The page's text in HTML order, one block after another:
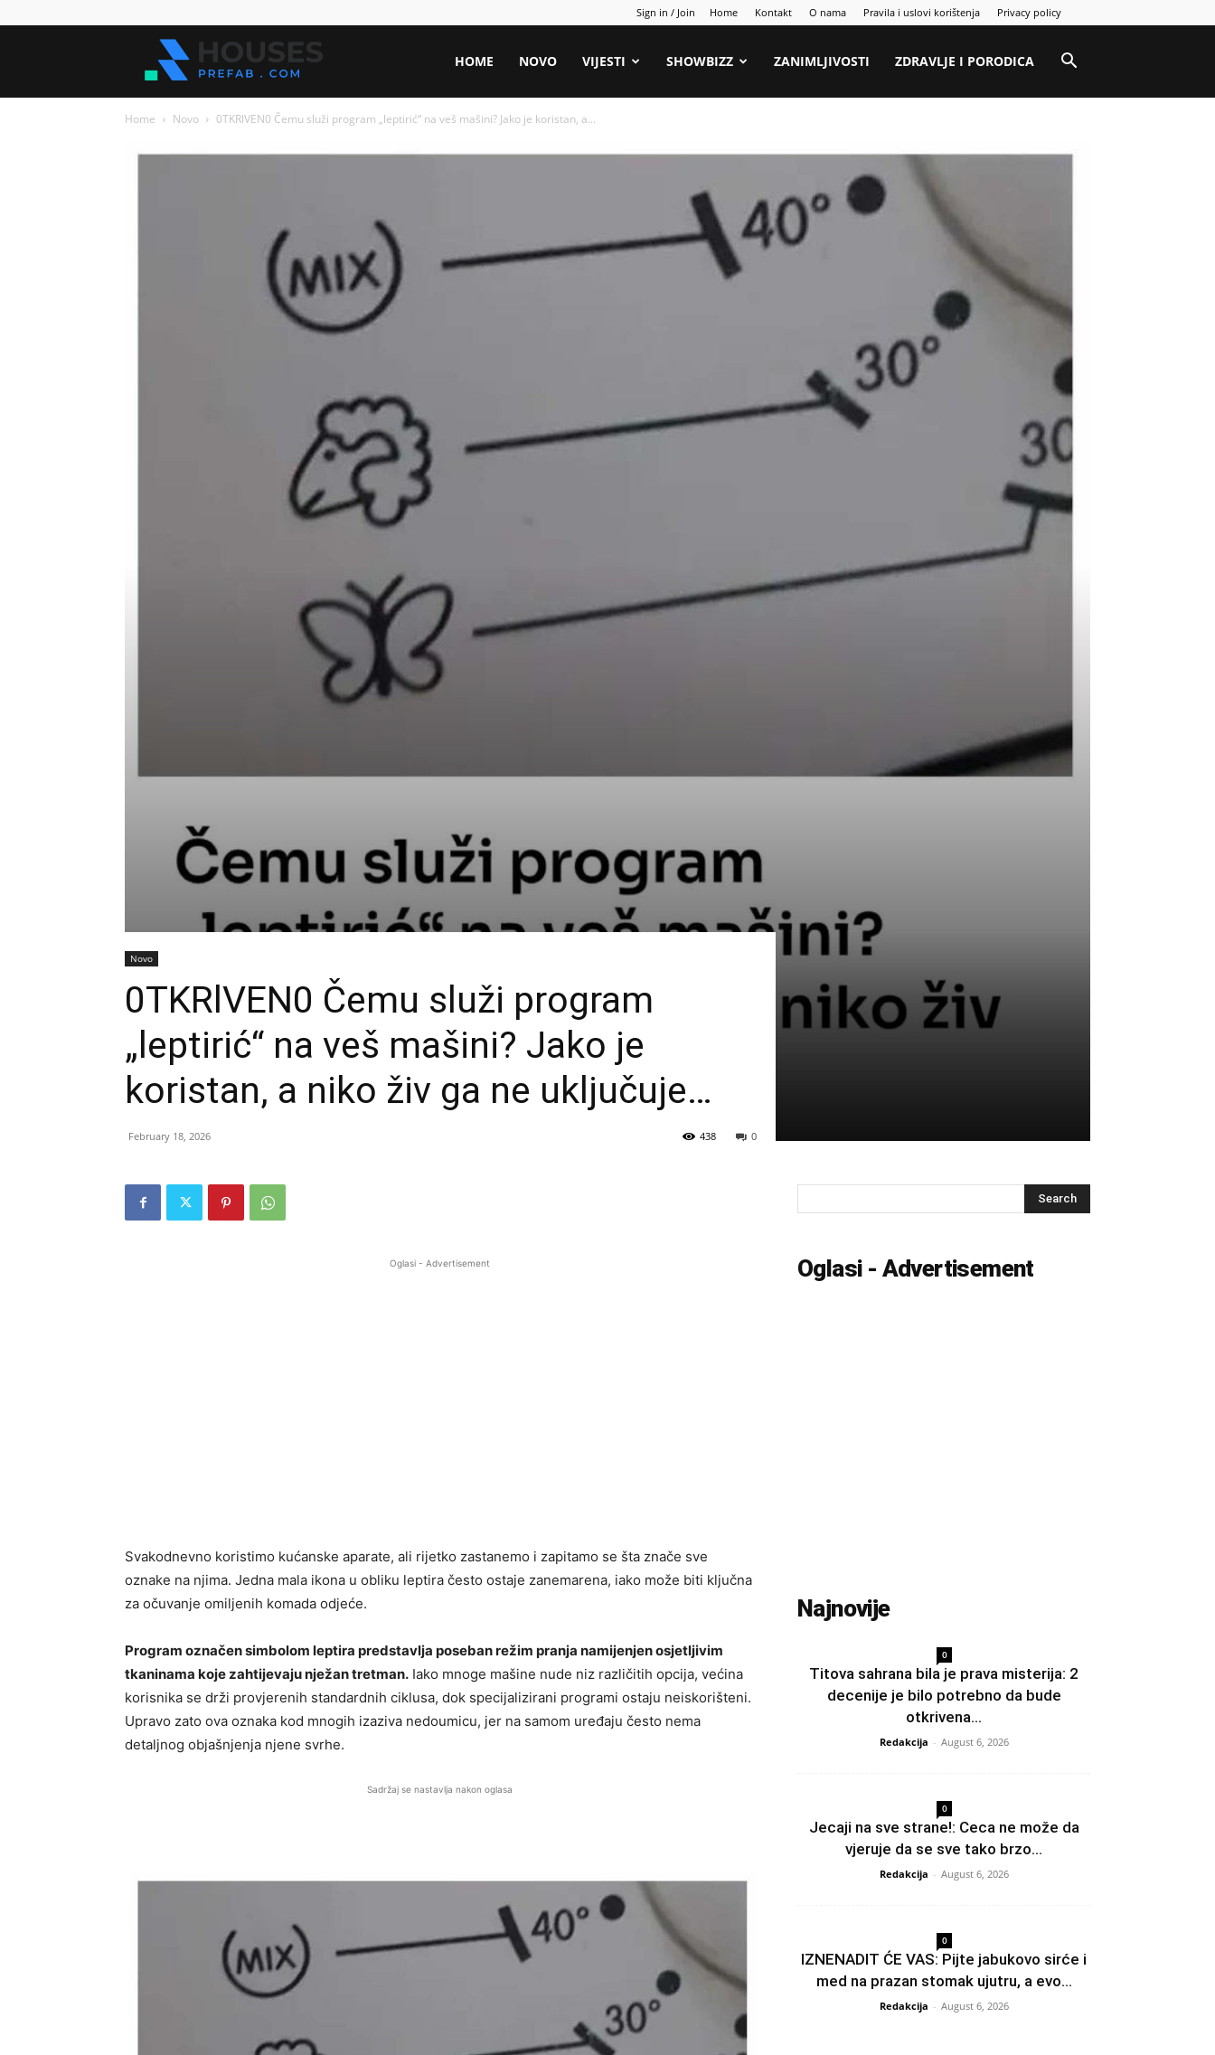
Sign in / Join Home Kontakt O nama Pravila i uslovi korištenja Privacy policy
HOME NOVO VIJESTI SHOWBIZZ ZANIMLJIVOSTI ZDRAVLJE I PORODICA
Home Novo 0TKRlVEN0 Čemu služi program „leptirić“ na veš mašini? Jako je koristan, a...
Novo
0TKRlVEN0 Čemu služi program
„leptirić“ na veš mašini? Jako je
koristan, a niko živ ga ne uključuje…
February 18, 2026 0
438
Oglasi - Advertisement
Svakodnevno koristimo kućanske aparate, ali rijetko zastanemo i zapitamo se šta znače sve
oznake na njima. Jedna mala ikona u obliku leptira često ostaje zanemarena, iako može biti ključna
za očuvanje omiljenih komada odjeće.
Program označen simbolom leptira predstavlja poseban režim pranja namijenjen osjetljivim
tkaninama koje zahtijevaju nježan tretman. Iako mnoge mašine nude niz različitih opcija, većina
korisnika se drži provjerenih standardnih ciklusa, dok specijalizirani programi ostaju neiskorišteni.
Upravo zato ova oznaka kod mnogih izaziva nedoumicu, jer na samom uređaju često nema
detaljnog objašnjenja njene svrhe.
Sadržaj se nastavlja nakon oglasa
Oglasi - Advertisement
Najnovije
0
Titova sahrana bila je prava misterija: 2
decenije je bilo potrebno da bude
otkrivena...
Redakcija - August 6, 2026
0
Jecaji na sve strane!: Ceca ne može da
vjeruje da se sve tako brzo...
Redakcija - August 6, 2026
0
IZNENADIT ĆE VAS: Pijte jabukovo sirće i
med na prazan stomak ujutru, a evo...
Redakcija - August 6, 2026